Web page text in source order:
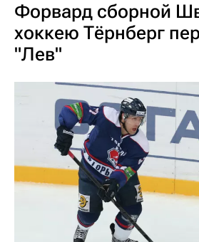
Форвард сборной
хоккею Тёрнберг
"Лев"